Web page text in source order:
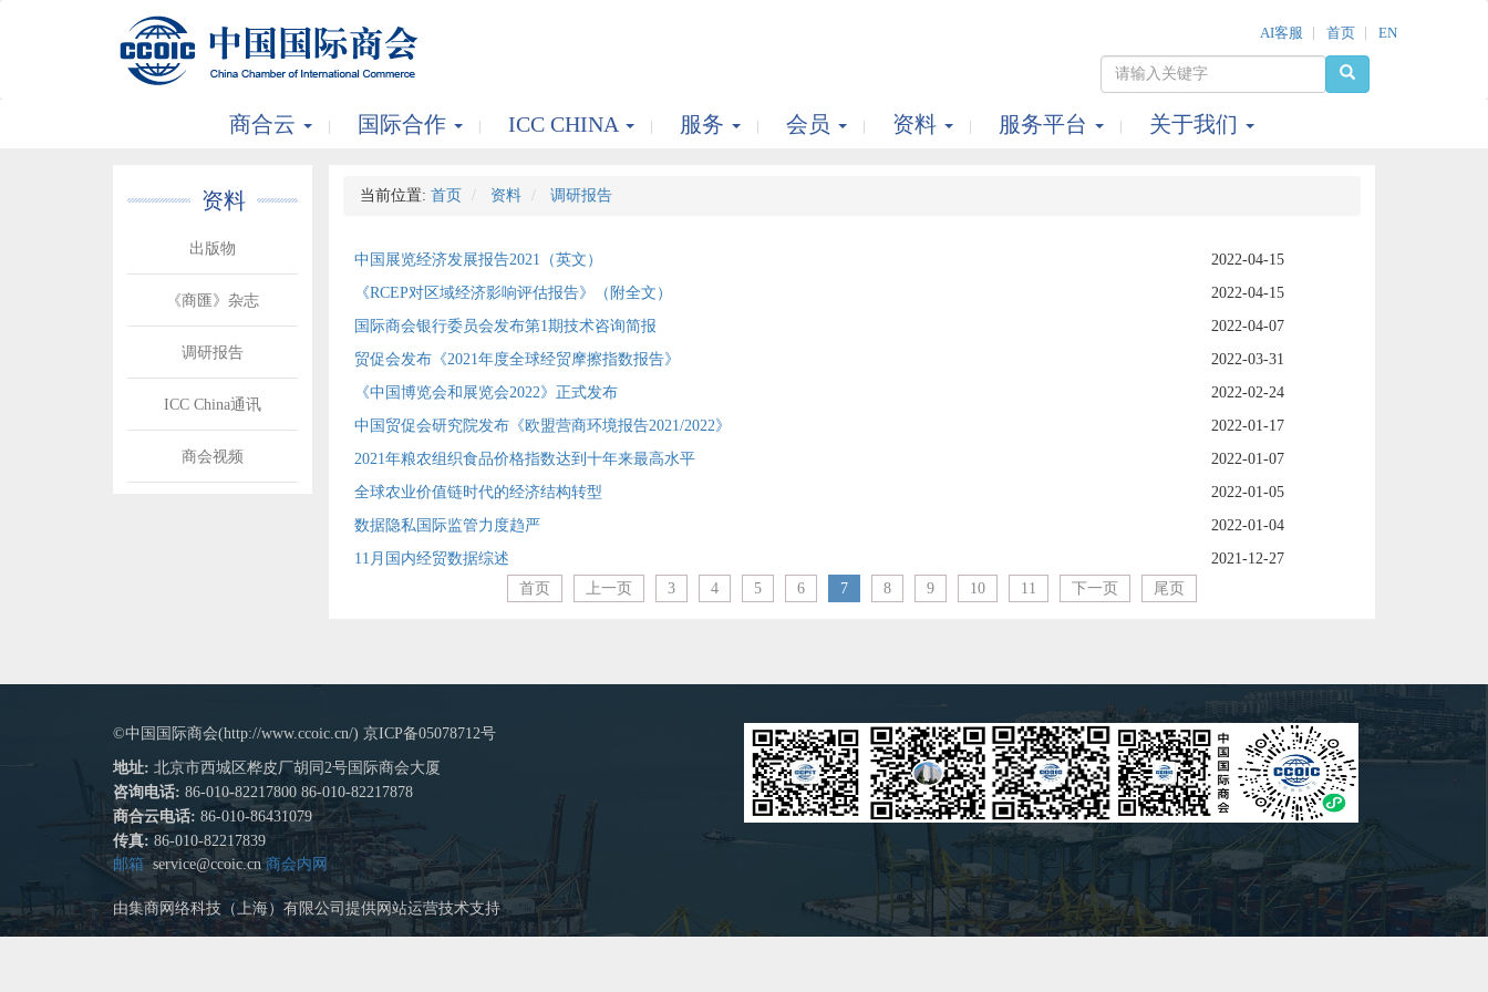
AI客服 首页 EN
商合云 国际合作 ICC CHINA 服务 会员 资料 服务平台 关于我们
资料
出版物
《商匯》杂志
调研报告
ICC China通讯
商会视频
当前位置: 首页 资料 调研报告
中国展览经济发展报告2021（英文）
2022-04-15
《RCEP对区域经济影响评估报告》（附全文）
2022-04-15
国际商会银行委员会发布第1期技术咨询简报
2022-04-07
贸促会发布《2021年度全球经贸摩擦指数报告》
2022-03-31
《中国博览会和展览会2022》正式发布
2022-02-24
中国贸促会研究院发布《欧盟营商环境报告2021/2022》
2022-01-17
2021年粮农组织食品价格指数达到十年来最高水平
2022-01-07
全球农业价值链时代的经济结构转型
2022-01-05
数据隐私国际监管力度趋严
2022-01-04
11月国内经贸数据综述
2021-12-27
首页
上一页 3 4 5 6 7 8 9 10 11 下一页 尾页
©中国国际商会(http://www.ccoic.cn/) 京ICP备05078712号
地址: 北京市西城区桦皮厂胡同2号国际商会大厦
咨询电话: 86-010-82217800 86-010-82217878
商合云电话: 86-010-86431079
传真: 86-010-82217839
邮箱 service@ccoic.cn商会内网
由集商网络科技（上海）有限公司提供网站运营技术支持